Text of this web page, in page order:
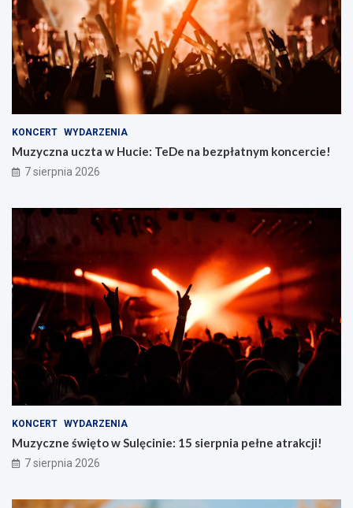
KONCERT WYDARZENIA
Muzyczna uczta w Hucie: TeDe na bezpłatnym koncercie!
7 sierpnia 2026
KONCERT WYDARZENIA
Muzyczne święto w Sulęcinie: 15 sierpnia pełne atrakcji!
7 sierpnia 2026